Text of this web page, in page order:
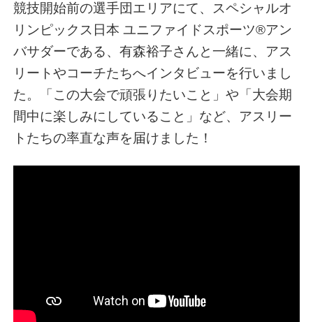
競技開始前の選手団エリアにて、スペシャルオ
リンピックス日本 ユニファイドスポーツ®アン
バサダーである、有森裕子さんと一緒に、アス
リートやコーチたちへインタビューを行いまし
た。「この大会で頑張りたいこと」や「大会期
間中に楽しみにしていること」など、アスリー
トたちの率直な声を届けました！